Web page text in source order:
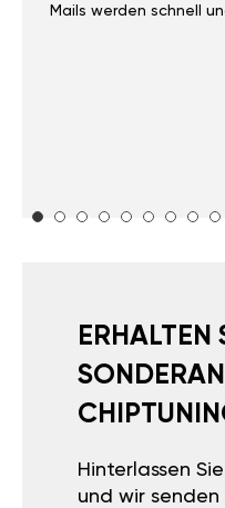
Mails werden schnell
ERHALTEN
Hinterlassen
und wir senden